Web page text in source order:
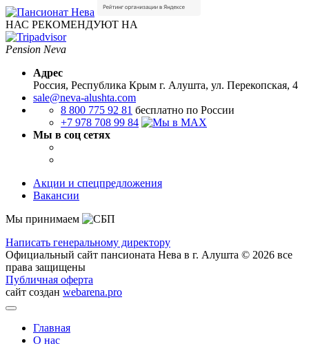
НАС РЕКОМЕНДУЮТ НА
Pension Neva
Адрес
Россия, Республика Крым г. Алушта, ул. Перекопская, 4
sale@neva-alushta.com
8 800 775 92 81 бесплатно по России
+7 978 708 99 84
Мы в соц сетях
Акции и спецпредложения
Вакансии
Мы принимаем
Написать генеральному директору
Официальный сайт пансионата Нева в г. Алушта © 2026 все
права защищены
Публичная оферта
сайт создан webarena.pro
Главная
О нас